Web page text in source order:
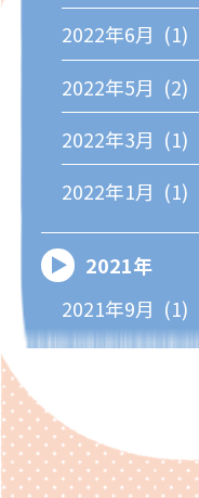
2022年6月 (1)
2022年5月 (2)
2022年3月 (1)
2022年1月 (1)
2021年
2021年9月 (1)